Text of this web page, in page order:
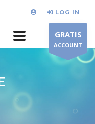
LOG IN
GRATIS
ACCOUNT